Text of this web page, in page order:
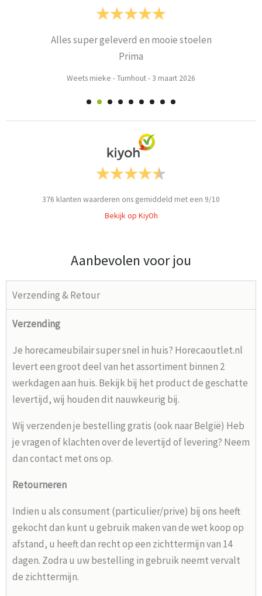
Alles super geleverd en mooie stoelen
Prima
Weets mieke -Turnhout- 3 maart 2026
376 klanten waarderen ons gemiddeld met een 9/10
Bekijk op KiyOh
Aanbevolen voor jou
Verzending & Retour
Verzending
Je horecameubilair super snel in huis? Horecaoutlet.nl
levert een groot deel van het assortiment binnen 2
werkdagen aan huis. Bekijk bij het product de geschatte
levertijd, wij houden dit nauwkeurig bij.
Wij verzenden je bestelling gratis (ook naar België) Heb
je vragen of klachten over de levertijd of levering? Neem
dan contact met ons op.
Retourneren
Indien u als consument (particulier/prive) bij ons heeft
gekocht dan kunt u gebruik maken van de wet koop op
afstand, u heeft dan recht op een zichttermijn van 14
dagen. Zodra u uw bestelling in gebruik neemt vervalt
de zichttermijn.